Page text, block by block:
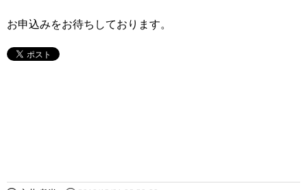
お申込みをお待ちしております。